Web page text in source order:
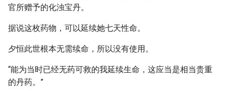
官所赠予的化浊宝丹。
据说这枚药物，可以延续她七天性命。
夕恒此世根本无需续命，所以没有使用。
“能为当时已经无药可救的我延续生命，这应当是相当贵重
的丹药。”